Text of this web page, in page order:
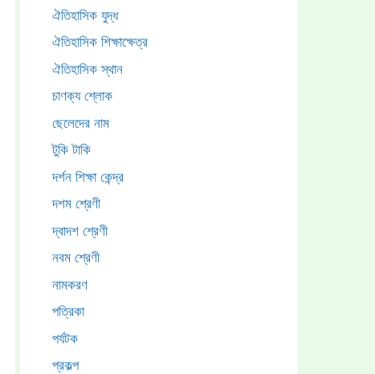
ঐতিহাসিক যুদ্ধ
ঐতিহাসিক শিক্ষাক্ষেত্র
ঐতিহাসিক স্থান
চাণক্য শ্লোক
ছেলেদের নাম
টুকি টাকি
দর্শন শিক্ষা কেন্দ্র
দশম শ্রেণী
দ্বাদশ শ্রেণী
নবম শ্রেণী
নামকরণ
পত্রিকা
পর্যটক
প্রকল্প